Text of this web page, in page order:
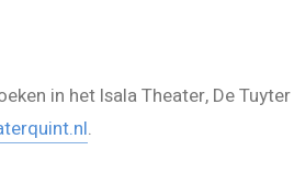
in het Isala Theater, De
.